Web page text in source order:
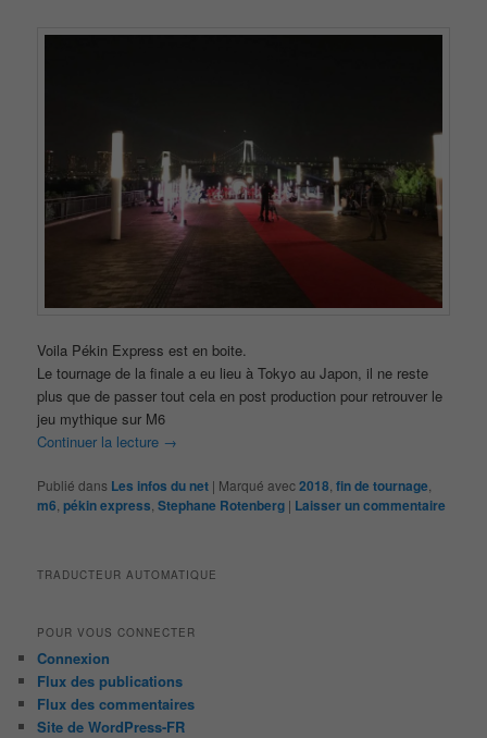
Voila Pékin Express est en boite.
Le tournage de la finale a eu lieu à Tokyo au Japon, il ne reste
plus que de passer tout cela en post production pour retrouver le
jeu mythique sur M6
Continuer la lecture →
Publié dans Les infos du net | Marqué avec2018 ,fin de tournage
m6 ,pékin express ,Stephane Rotenberg | Laisser un commentaire
TRADUCTEUR AUTOMATIQUE
POUR VOUS CONNECTER
Connexion
Flux des publications
Flux des commentaires
Site de WordPress-FR